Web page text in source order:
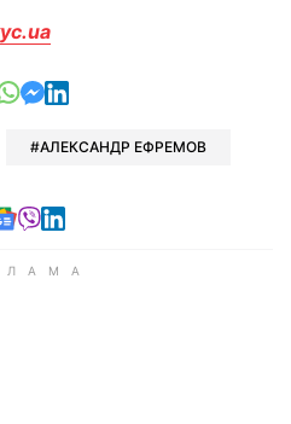
в Telegram
в Facebook
в Xв Viber
отправить в Whatsapp
отправить в Messenger
отправить в LinkedIn
АЛЕКСАНДР ЕФРЕМОВ
в Telegram
в Facebook
в X
Читайте в Google news
Читайте в Viber
Читайте в LinkedIn